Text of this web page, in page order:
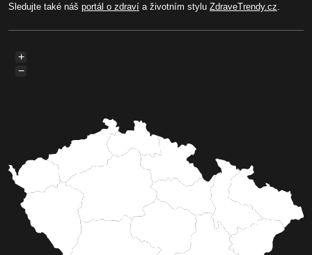
Sledujte také náš portál o zdraví a životním stylu ZdraveTrendy.cz.
+
−